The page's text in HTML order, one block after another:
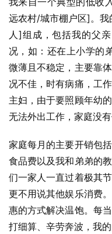
远农村/城市棚户区]。
人]组成，包括我的父
况，如：还在上小学的
微薄且不稳定，主要靠
况不佳，时有病痛，工
主妇，由于要照顾年幼
无法外出工作，家庭没有
家庭每月的主要开销包
食品费以及我和弟弟的
们一家人一直过着极其
更不用说其他娱乐消费
惠的方式解决温饱。每
打细算、辛劳奔波，我